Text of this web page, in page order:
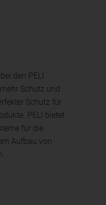
den PELI
Schutz und
Schutz für
PELI bietet
für die
Aufbau von